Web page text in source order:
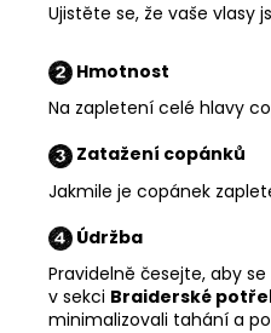
Ujistěte se, že vaše vlasy
Hmotnost
Na zapletení celé hlavy
Zatažení copánků
Jakmile je copánek
Údržba
Pravidelně česejte, aby
v sekci Braiderské
minimalizovali tahání a